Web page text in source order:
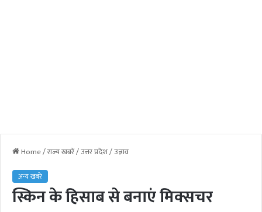
Home/राज्य खबरें/उत्तर प्रदेश/उन्नाव
अन्य खबरे
स्किन के हिसाब से बनाएं मिक्सचर